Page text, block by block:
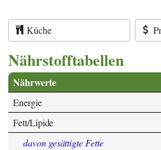
Küche
Nährstofftabellen
Nährwerte
Energie
Fett/Lipide
davon gesättigte Fette